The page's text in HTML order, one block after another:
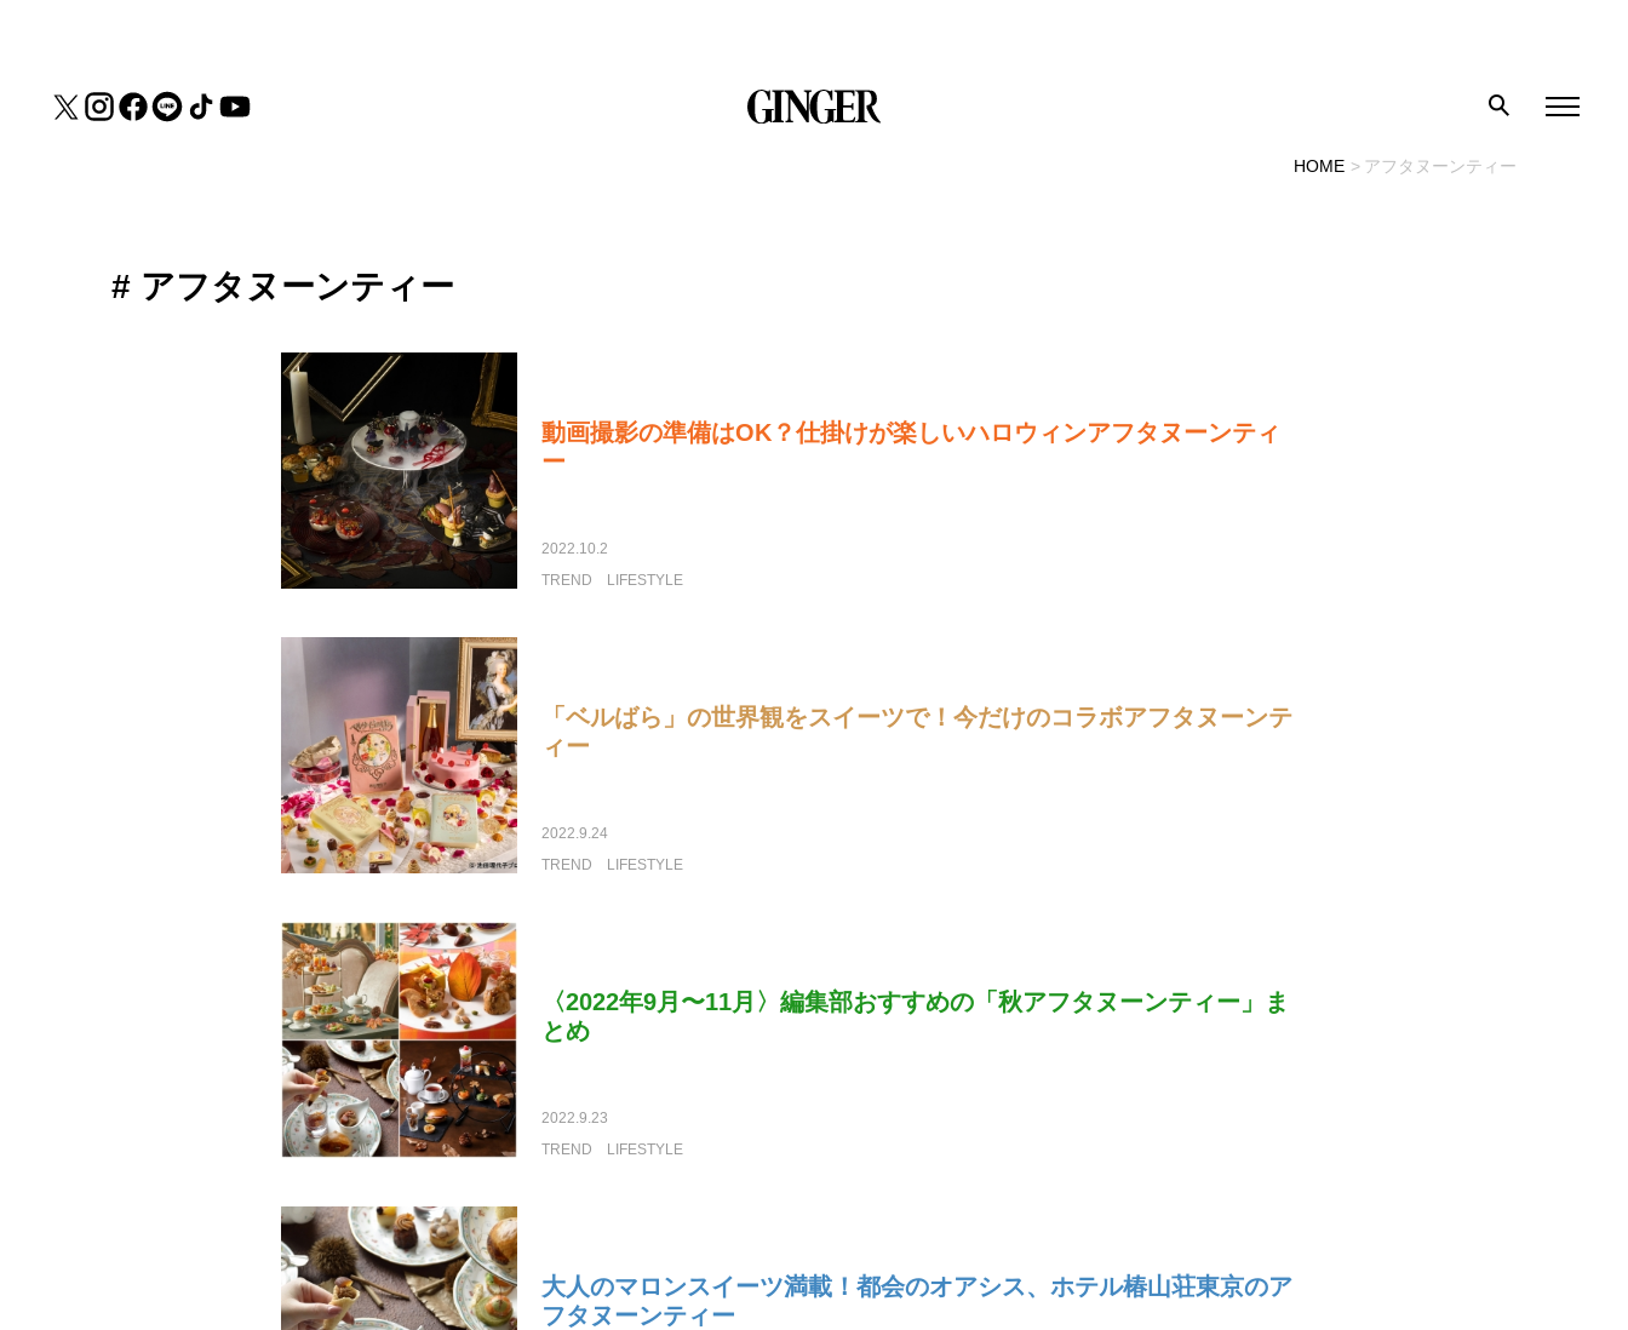
HOME アフタヌーンティー
# アフタヌーンティー
動画撮影の準備はOK？仕掛けが楽しいハロウィンアフタヌーンティ
ー
2022.10.2
TREND
LIFESTYLE
「ベルばら」の世界観をスイーツで！今だけのコラボアフタヌーンテ
ィー
2022.9.24
TREND
LIFESTYLE
〈2022年9月〜11月〉編集部おすすめの「秋アフタヌーンティー」ま
とめ
2022.9.23
TREND
LIFESTYLE
大人のマロンスイーツ満載！都会のオアシス、ホテル椿山荘東京のア
フタヌーンティー